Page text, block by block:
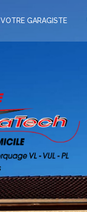
VOTRE GARAGISTE